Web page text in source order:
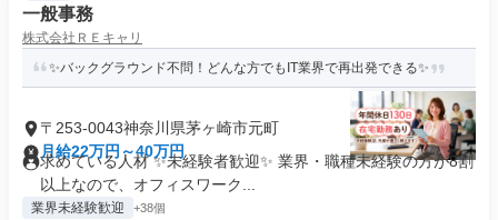
一般事務
株式会社ＲＥキャリ
✨バックグラウンド不問！どんな方でもIT業界で再出発できる✨
〒253-0043神奈川県茅ヶ崎市元町
月給22万円～40万円
求めている人材 ✨未経験者歓迎✨ 業界・職種未経験の方が8割
以上なので、オフィスワーク...
業界未経験歓迎 +38個